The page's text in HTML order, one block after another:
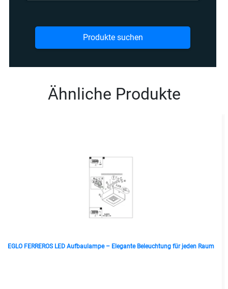
Produkte suchen
Ähnliche Produkte
EGLO FERREROS LED Aufbaulampe – Elegante Beleuchtung für jeden Raum